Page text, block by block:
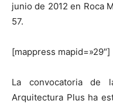
junio de 2012 en Roca
57.
[mappress mapid=»29″]
La convocatoria de
Arquitectura Plus ha